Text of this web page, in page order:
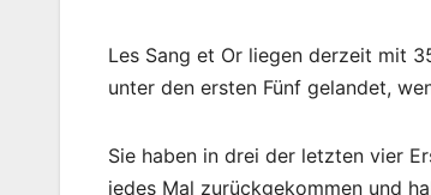
Les Sang et Or liegen derzeit mit
unter den ersten Fünf gelandet,
Sie haben in drei der letzten vier
jedes Mal zurückgekommen und